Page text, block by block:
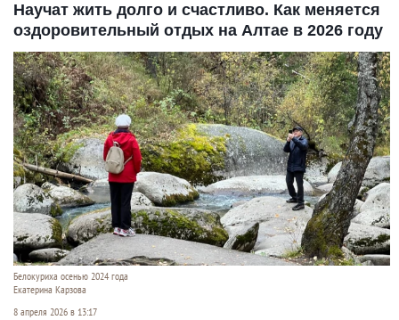
Научат жить долго и счастливо. Как меняется
оздоровительный отдых на Алтае в 2026 году
Белокуриха осенью 2024 года
Екатерина Карзова
8 апреля 2026 в 13:17